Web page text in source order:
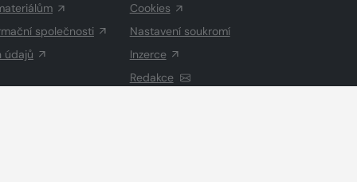
společnosti
údajů
Cookies
Nastavení soukromí
Inzerce
Redakce